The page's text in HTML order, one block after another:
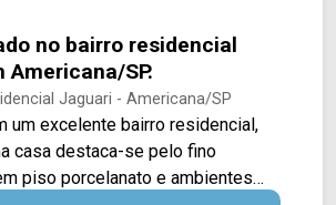
Americana/SP.
Jaguari - Americana/SP
um excelente bairro residencial,
casa destaca-se pelo fino
piso porcelanato e ambientes